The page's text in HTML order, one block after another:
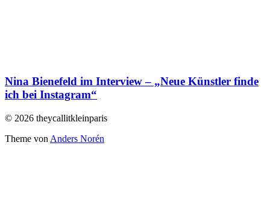
Nina Bienefeld im Interview – „Neue Künstler finde
ich bei Instagram“
© 2026 theycallitkleinparis
Theme von Anders Norén